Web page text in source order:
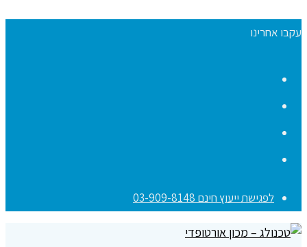
עקבו אחרינו
לפגישת ייעוץ חינם 03-909-8148